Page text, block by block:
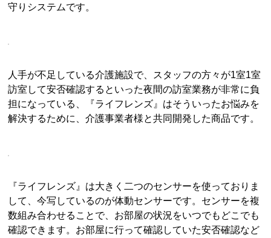
守りシステムです。
人手が不足している介護施設で、スタッフの方々が1室1室
訪室して安否確認するといった夜間の訪室業務が非常に負
担になっている、『ライフレンズ』はそういったお悩みを
解決するために、介護事業者様と共同開発した商品です。
『ライフレンズ』は大きく二つのセンサーを使っておりま
して、今写しているのが体動センサーです。センサーを複
数組み合わせることで、お部屋の状況をいつでもどこでも
確認できます。お部屋に行って確認していた安否確認など